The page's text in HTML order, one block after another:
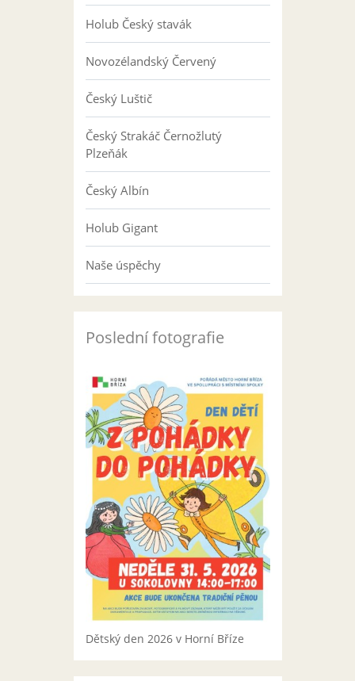
Holub Český stavák
Novozélandský Červený
Český Luštič
Český Strakáč Černožlutý
Plzeňák
Český Albín
Holub Gigant
Naše úspěchy
Poslední fotografie
Dětský den 2026 v Horní Bříze